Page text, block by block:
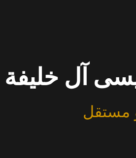
آل خليفة
مستقل